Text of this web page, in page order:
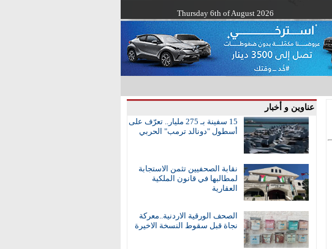
Thursday 6th of August 2026
عناوين و أخبار
15 سفينة بـ 275 مليار.. تعرّف على
أسطول "دونالد ترمب" الحربي
نقابة الصحفيين تثمن الاستجابة
لمطالبها في قانون الملكية
العقارية
الصحف الورقية الاردنية..معركة
نجاة قبل سقوط النسخة الاخيرة